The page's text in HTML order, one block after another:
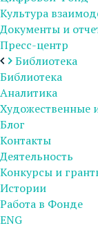
Культура
Документы и
Пресс-центр
Библиотека
Библиотека
Аналитика
Художественные
Блог
Контакты
Деятельность
Конкурсы и
Истории
Работа в Фонде
ENG